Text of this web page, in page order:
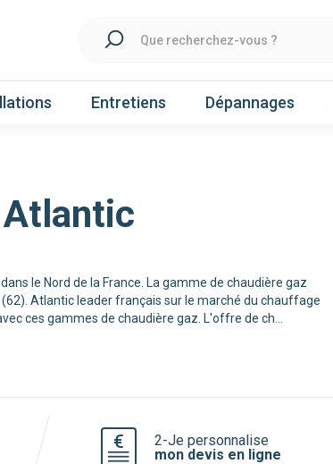
Que recherchez-vous ?
Nos marques
Viessmann
Entretiens Dépannages
Atlantic
le Nord de la France. La gamme de chaudière gaz
Atlantic leader français sur le marché du chauffage
ces gammes de chaudière gaz. L'offre de ch
2-Je personnalise
mon devis en ligne